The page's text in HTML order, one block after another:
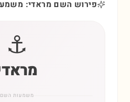
פירוש השם מראדי:
⚓
משמעות השם